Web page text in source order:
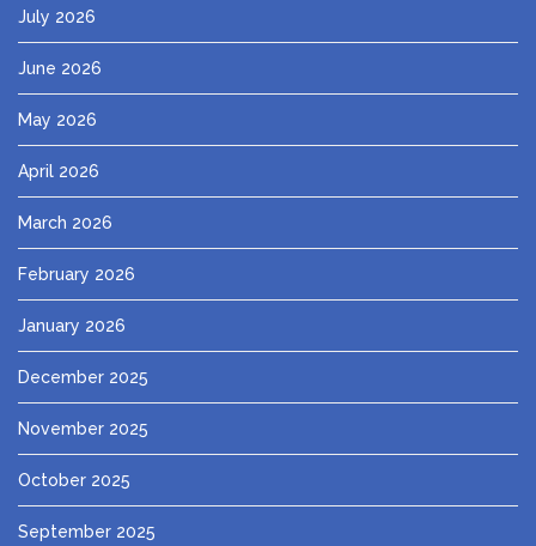
July 2026
June 2026
May 2026
April 2026
March 2026
February 2026
January 2026
December 2025
November 2025
October 2025
September 2025